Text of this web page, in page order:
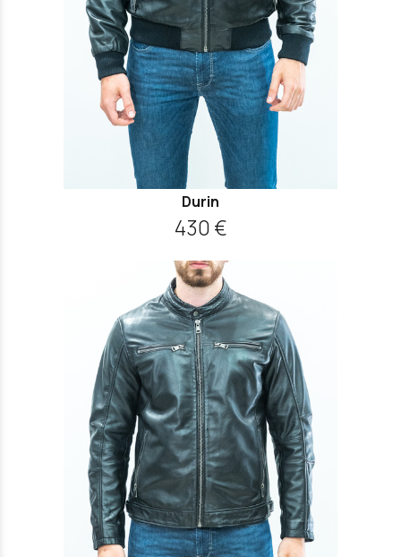
Durin
430 €